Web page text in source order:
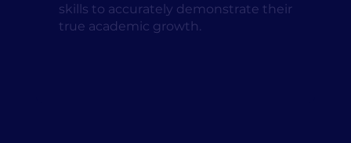
skills to accurately demonstrate their
true academic growth.